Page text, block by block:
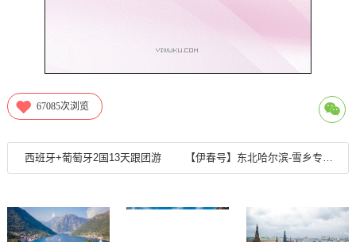
67085次浏览
西班牙+葡萄牙2国13天跟团游